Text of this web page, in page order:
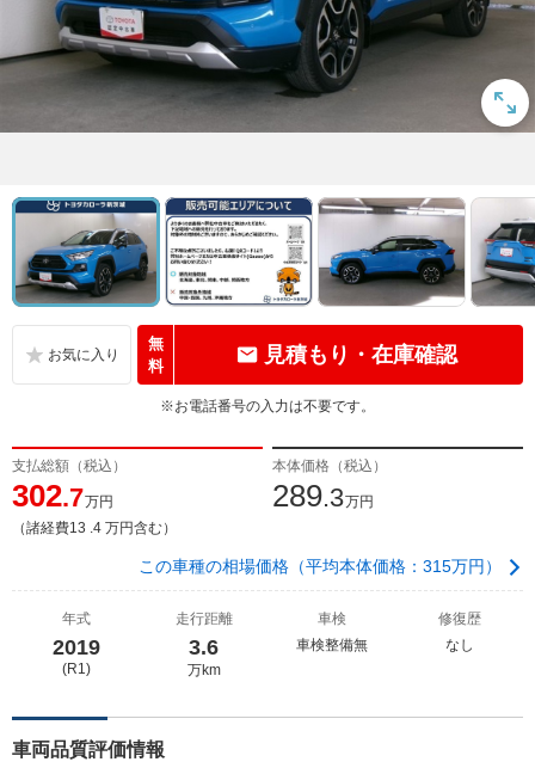
無
料
見積もり・在庫確認
※お電話番号の入力は不要です。
支払総額（税込）
302.7万円
（諸経費13 .4 万円含む）
本体価格（税込）
289.3万円
この車種の相場価格（平均本体価格：315万円）
年式
2019
(R1)
走行距離
3.6
万km
車検
車検整備無
修復歴
なし
車両品質評価情報